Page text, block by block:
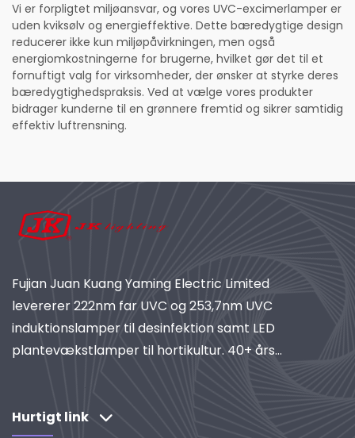
Vi er forpligtet miljøansvar, og vores UVC-excimerlamper er
uden kviksølv og energieffektive. Dette bæredygtige design
reducerer ikke kun miljøpåvirkningen, men også
energiomkostningerne for brugerne, hvilket gør det til et
fornuftigt valg for virksomheder, der ønsker at styrke deres
bæredygtighedspraksis. Ved at vælge vores produkter
bidrager kunderne til en grønnere fremtid og sikrer samtidig
effektiv luftrensning.
Fujian Juan Kuang Yaming Electric Limited
levererer 222nm far UVC og 253,7nm UVC
induktionslamper til desinfektion samt LED
plantevækstlamper til hortikultur. 40+ års
Udforsk vores forskningdrevne løsninger.
Hurtigt link